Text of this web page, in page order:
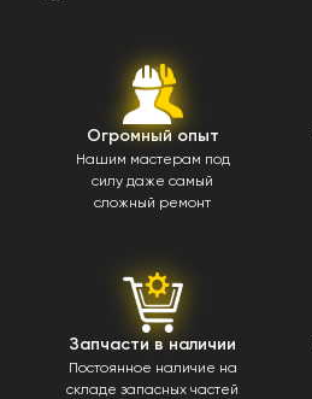
Огромный опыт
Нашим мастерам под
силу даже самый
сложный ремонт
Запчасти в наличии
Постоянное наличие на
складе запасных частей